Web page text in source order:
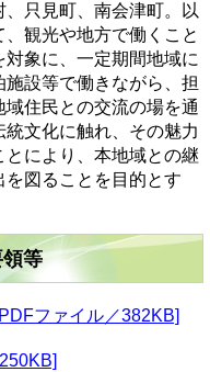
只見町、南会津町。以
観光や地方で働くこと
象に、一定期間地域に
設等で働きながら、担
住民との交流の場を通
文化に触れ、その魅力
により、本地域との継
図ることを目的とす
等
ファイル／382KB]